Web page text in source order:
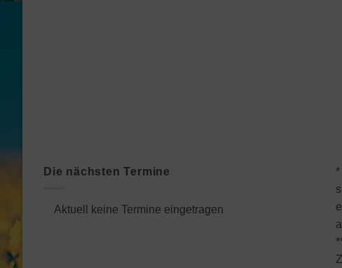
Die nächsten Termine
Aktuell keine Termine eingetragen
*